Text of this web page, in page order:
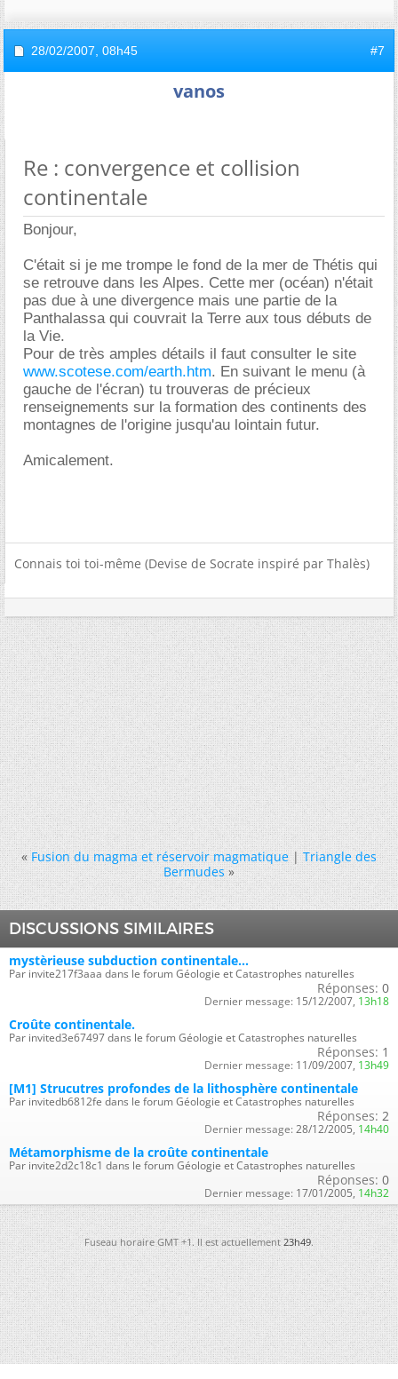
28/02/2007, 08h45 #7
vanos
Re : convergence et collision
continentale
Bonjour,
C'était si je me trompe le fond de la mer de Thétis qui
se retrouve dans les Alpes. Cette mer (océan) n'était
pas due à une divergence mais une partie de la
Panthalassa qui couvrait la Terre aux tous débuts de
la Vie.
Pour de très amples détails il faut consulter le site
www.scotese.com/earth.htm. En suivant le menu (à
gauche de l'écran) tu trouveras de précieux
renseignements sur la formation des continents des
montagnes de l'origine jusqu'au lointain futur.
Amicalement.
Connais toi toi-même (Devise de Socrate inspiré par Thalès)
« Fusion du magma et réservoir magmatique|Triangle des
Bermudes »
DISCUSSIONS SIMILAIRES
mystèrieuse subduction continentale...
Par invite217f3aaa dans le forum Géologie et Catastrophes naturelles
Réponses: 0
Dernier message: 15/12/2007, 13h18
Croûte continentale.
Par invited3e67497 dans le forum Géologie et Catastrophes naturelles
Réponses: 1
Dernier message: 11/09/2007, 13h49
[M1] Strucutres profondes de la lithosphère continentale
Par invitedb6812fe dans le forum Géologie et Catastrophes naturelles
Réponses: 2
Dernier message: 28/12/2005, 14h40
Métamorphisme de la croûte continentale
Par invite2d2c18c1 dans le forum Géologie et Catastrophes naturelles
Réponses: 0
Dernier message: 17/01/2005, 14h32
Fuseau horaire GMT +1. Il est actuellement23h49.